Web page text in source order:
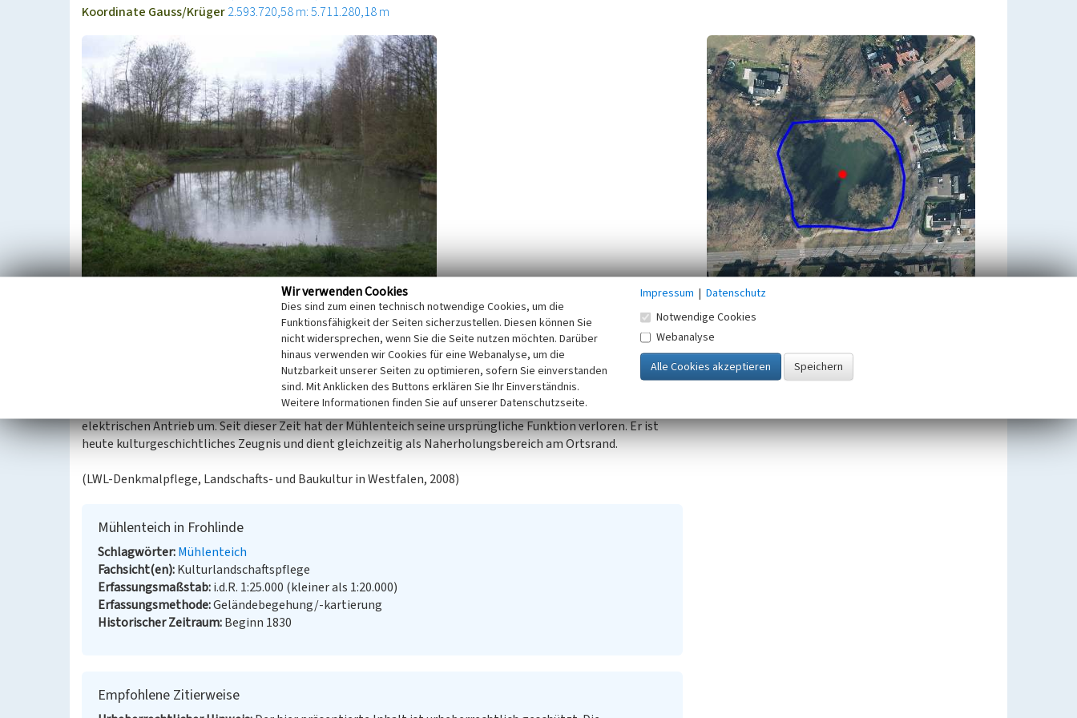
Koordinate Gauss/Krüger2.593.720,58 m: 5.711.280,18 m
Der Mühlenteich markiert deutlich den historischen Mühlenstandort oberhalb des Dorfes Frohlinde. Eine
Informationstafel am Ort weist auf die Errichtung der Mühle in ihrer heutigen Form bereits um 1830 hin. Der
Ursprung der Mühle an dieser Stelle reicht bis in das 13. Jahrhundert zurück. Der Mühlenteich staut das
zufließende Wasser aus den zwei Strängen des Mühlengrabens. In der Zeit des Bergbaus wurde der
Wasserzufluss beeeinträchtigt. Daraufhin stellt die Frohlinder Mühle im Jahr 1949 ihren Betrieb auf einen
elektrischen Antrieb um. Seit dieser Zeit hat der Mühlenteich seine ursprüngliche Funktion verloren. Er ist
heute kulturgeschichtliches Zeugnis und dient gleichzeitig als Naherholungsbereich am Ortsrand.
(LWL-Denkmalpflege, Landschafts- und Baukultur in Westfalen, 2008)
Mühlenteich in Frohlinde
Schlagwörter Mühlenteich
Fachsicht(en) Kulturlandschaftspflege
Erfassungsmaßstab i.d.R. 1:25.000 (kleiner als 1:20.000)
Erfassungsmethode Geländebegehung/-kartierung
Historischer Zeitraum Beginn 1830
Empfohlene Zitierweise
Wir verwenden Cookies
Dies sind zum einen technisch notwendige Cookies, um die
Funktionsfähigkeit der Seiten sicherzustellen. Diesen können Sie
nicht widersprechen, wenn Sie die Seite nutzen möchten. Darüber
hinaus verwenden wir Cookies für eine Webanalyse, um die
Nutzbarkeit unserer Seiten zu optimieren, sofern Sie einverstanden
sind. Mit Anklicken des Buttons erklären Sie Ihr Einverständnis.
Weitere Informationen finden Sie auf unserer Datenschutzseite.
Impressum | Datenschutz
Notwendige Cookies
Webanalyse